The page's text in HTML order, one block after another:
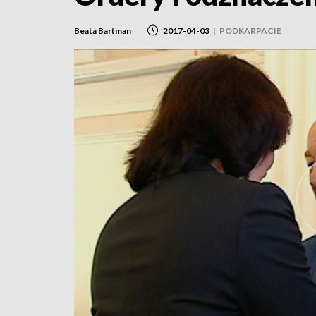
Beata Bartman 2017-04-03 | PODKARPACIE